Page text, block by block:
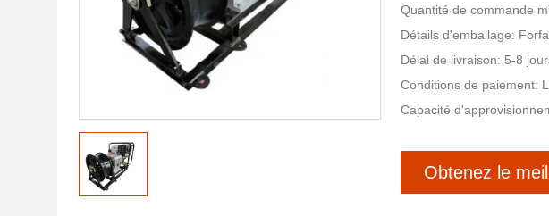
Quantité de commande
Détails d'emballage:
Délai de livraison: 5-8
Conditions de paiement:
Capacité
Obtenez le